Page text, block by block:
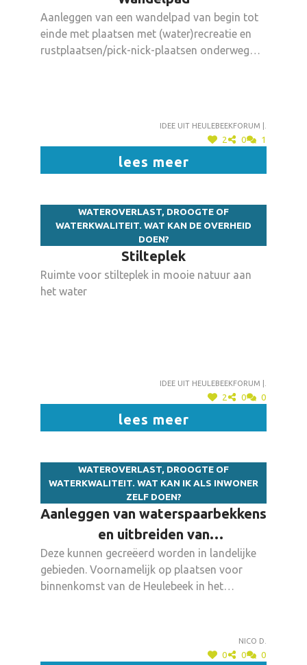
Aanleggen van een wandelpad van begin tot
einde met plaatsen met (water)recreatie en
rustplaatsen/pick-nick-plaatsen onderweg
Idee uit heulebeekforum |.
2 0 1
lees meer
WATEROVERLAST, DROOGTE OF
WATERKWALITEIT. WAT KAN DE OVERHEID
DOEN?
Stilteplek
Ruimte voor stilteplek in mooie natuur aan
het water
Idee uit heulebeekforum |.
2 0 0
lees meer
WATEROVERLAST, DROOGTE OF
WATERKWALITEIT. WAT KAN IK ALS INWONER
ZELF DOEN?
Aanleggen van waterspaarbekkens
en uitbreiden van
overstromingsgebieden.
Deze kunnen gecreëerd worden in landelijke
gebieden. Voornamelijk op plaatsen voor
binnenkomst van de Heulebeek in het
Nico D.
0 0 0